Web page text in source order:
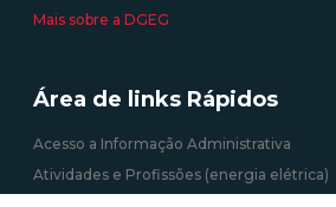
Mais sobre a DGEG
Área de links Rápidos
Acesso a Informação Administrativa
Atividades e Profissões (energia elétrica)